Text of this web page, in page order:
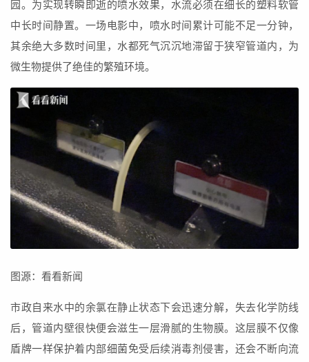
园。为实现转瞬即逝的喷水效果，水流必须在细长的塑料软管
中长时间静置。一场电影中，喷水时间累计可能不足一分钟，
其余绝大多数时间里，水都死气沉沉地滞留于狭窄管道内，为
微生物提供了绝佳的繁殖环境。
图源：看看新闻
市政自来水中的余氯在静止状态下会迅速分解，失去化学防线
后，管道内壁很快便会滋生一层滑腻的生物膜。这层膜不仅像
盾牌一样保护着内部细菌免受后续消毒剂侵害，还会不断向流